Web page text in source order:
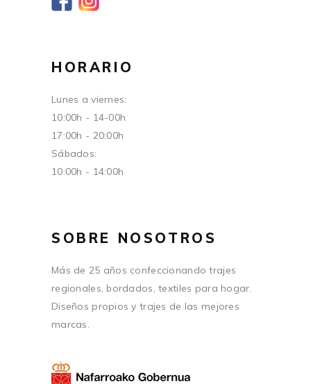
HORARIO
Lunes a viernes:
10:00h - 14-00h
17:00h - 20:00h
Sábados:
10:00h - 14:00h
SOBRE NOSOTROS
Más de 25 años confeccionando trajes
regionales, bordados, textiles para hogar.
Diseños propios y trajes de las mejores
marcas.